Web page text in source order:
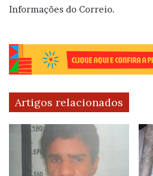
Informações do Correio.
Artigos relacionados